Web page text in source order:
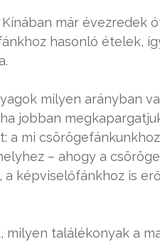
már évezredek
hasonló ételek,
milyen arányban
jobban
a mi
– ahogy a
képviselőfánkhoz is
milyen találékonyak a